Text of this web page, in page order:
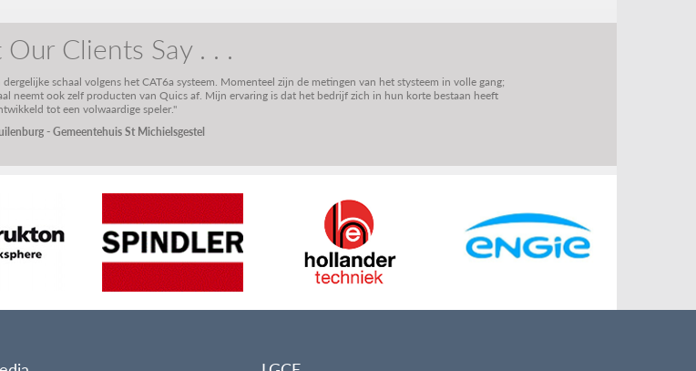
Clients Say . . .
schaal volgens het CAT6a systeem. Momenteel zijn de metingen van het stysteem in volle gang;
neemt ook zelf producten van Quics af. Mijn ervaring is dat het bedrijf zich in hun korte bestaan heeft
tot een volwaardige speler."
- Gemeentehuis St Michielsgestel